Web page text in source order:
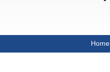
Home